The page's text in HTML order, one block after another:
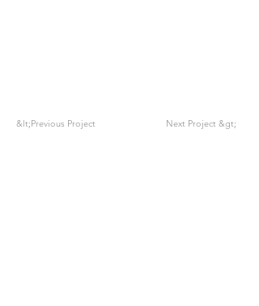
&lt;Previous Project Next Project &gt;